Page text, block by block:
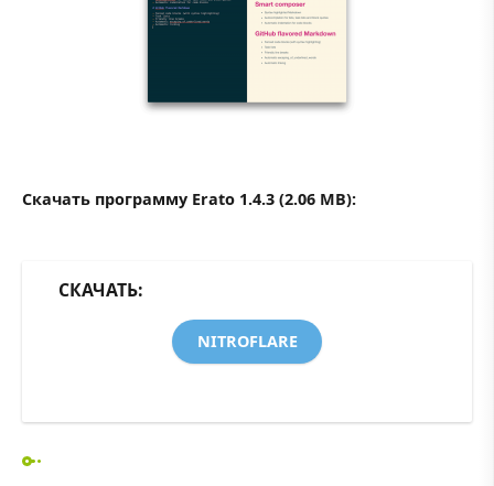
Скачать программу Erato 1.4.3 (2.06 MB):
СКАЧАТЬ:
NITROFLARE